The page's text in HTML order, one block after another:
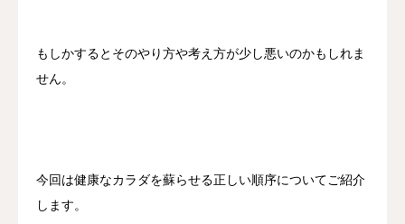
もしかするとそのやり方や考え方が少し悪いのかもしれま
せん。
今回は健康なカラダを蘇らせる正しい順序についてご紹介
します。